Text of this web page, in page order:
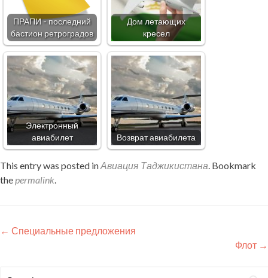
ПРАПИ - последний
бастион ретроградов
Дом летающих
кресел
Электронный
авиабилет
Возврат авиабилета
This entry was posted inАвиация Таджикистана. Bookmark
thepermalink.
Post navigation
← Специальные предложения
Флот →